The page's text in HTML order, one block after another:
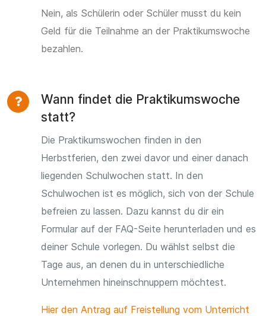
Nein, als Schülerin oder Schüler musst du kein
Geld für die Teilnahme an der Praktikumswoche
bezahlen.
Wann findet die Praktikumswoche
statt?
Die Praktikumswochen finden in den
Herbstferien, den zwei davor und einer danach
liegenden Schulwochen statt. In den
Schulwochen ist es möglich, sich von der Schule
befreien zu lassen. Dazu kannst du dir ein
Formular auf der FAQ-Seite herunterladen und es
deiner Schule vorlegen. Du wählst selbst die
Tage aus, an denen du in unterschiedliche
Unternehmen hineinschnuppern möchtest.
Hier den Antrag auf Freistellung vom Unterricht